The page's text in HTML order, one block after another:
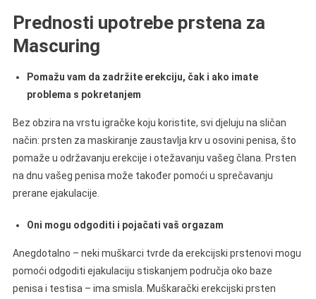
Prednosti upotrebe prstena za
Mascuring
Pomažu vam da zadržite erekciju, čak i ako imate
problema s pokretanjem
Bez obzira na vrstu igračke koju koristite, svi djeluju na sličan
način: prsten za maskiranje zaustavlja krv u osovini penisa, što
pomaže u održavanju erekcije i otežavanju vašeg člana. Prsten
na dnu vašeg penisa može također pomoći u sprečavanju
prerane ejakulacije.
Oni mogu odgoditi i pojačati vaš orgazam
Anegdotalno – neki muškarci tvrde da erekcijski prstenovi mogu
pomoći odgoditi ejakulaciju stiskanjem područja oko baze
penisa i testisa – ima smisla. Muškarački erekcijski prsten